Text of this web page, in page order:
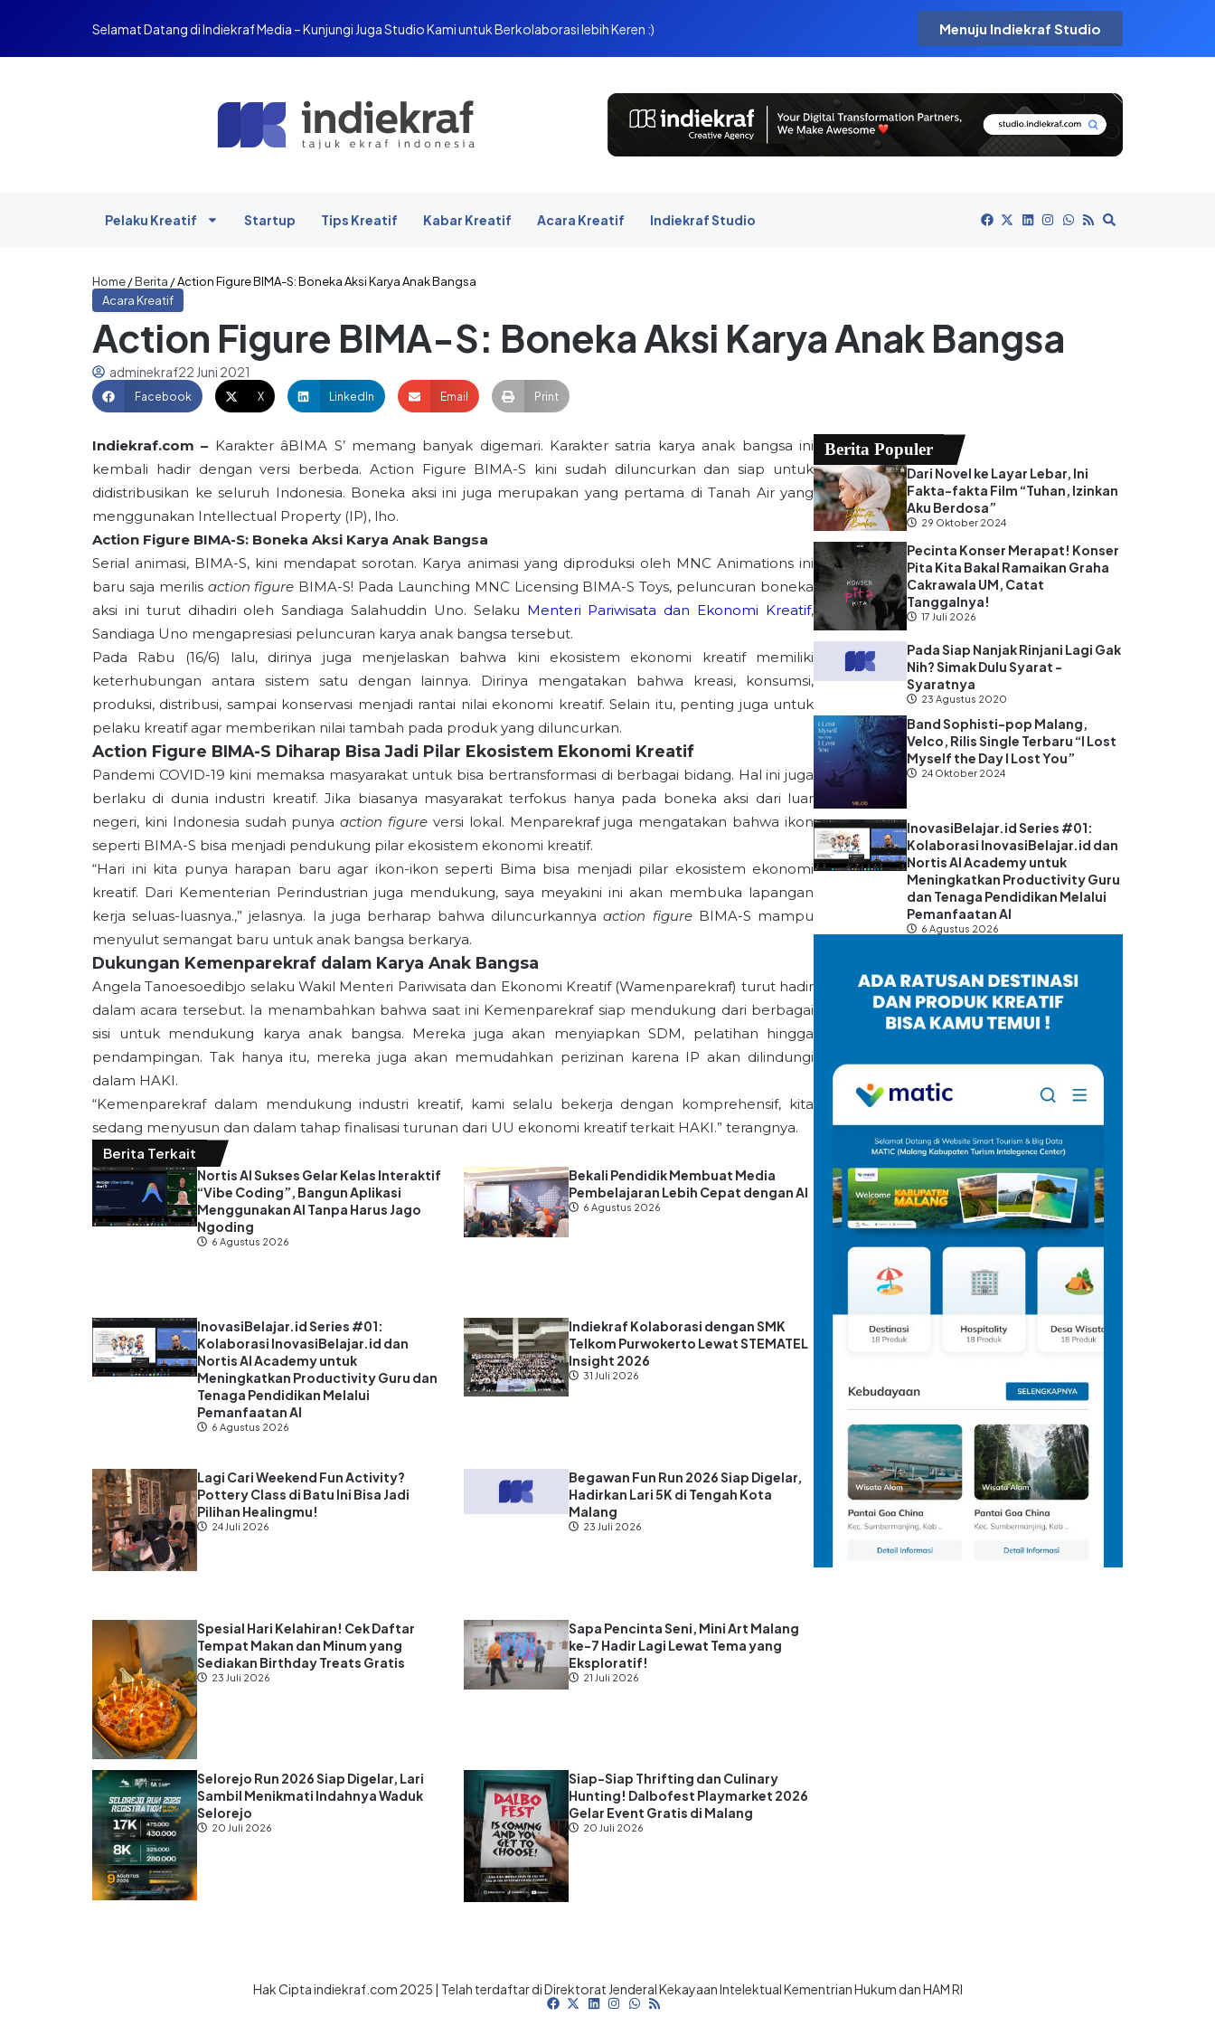
Selamat Datang di Indiekraf Media – Kunjungi Juga Studio Kami untuk Berkolaborasi lebih Keren :) Menuju Indiekraf Studio
Pelaku Kreatif Startup Tips Kreatif Kabar Kreatif Acara Kreatif Indiekraf Studio
Home/Berita /Action Figure BIMA-S: Boneka Aksi Karya Anak Bangsa
Acara Kreatif
Action Figure BIMA-S: Boneka Aksi Karya Anak Bangsa
adminekraf22 Juni 2021
Facebook X LinkedIn Email Print
Indiekraf.com – Karakter âBIMA S’ memang banyak digemari. Karakter satria karya anak bangsa ini
kembali hadir dengan versi berbeda. Action Figure BIMA-S kini sudah diluncurkan dan siap untuk
didistribusikan ke seluruh Indonesia. Boneka aksi ini juga merupakan yang pertama di Tanah Air yang
menggunakan Intellectual Property (IP), lho.
Action Figure BIMA-S: Boneka Aksi Karya Anak Bangsa
Serial animasi, BIMA-S, kini mendapat sorotan. Karya animasi yang diproduksi oleh MNC Animations ini
baru saja merilis action figure BIMA-S! Pada Launching MNC Licensing BIMA-S Toys, peluncuran boneka
aksi ini turut dihadiri oleh Sandiaga Salahuddin Uno. Selaku Menteri Pariwisata dan Ekonomi Kreatif,
Sandiaga Uno mengapresiasi peluncuran karya anak bangsa tersebut.
Pada Rabu (16/6) lalu, dirinya juga menjelaskan bahwa kini ekosistem ekonomi kreatif memiliki
keterhubungan antara sistem satu dengan lainnya. Dirinya mengatakan bahwa kreasi, konsumsi,
produksi, distribusi, sampai konservasi menjadi rantai nilai ekonomi kreatif. Selain itu, penting juga untuk
pelaku kreatif agar memberikan nilai tambah pada produk yang diluncurkan.
Action Figure BIMA-S Diharap Bisa Jadi Pilar Ekosistem Ekonomi Kreatif
Pandemi COVID-19 kini memaksa masyarakat untuk bisa bertransformasi di berbagai bidang. Hal ini juga
berlaku di dunia industri kreatif. Jika biasanya masyarakat terfokus hanya pada boneka aksi dari luar
negeri, kini Indonesia sudah punyaaction figure versi lokal. Menparekraf juga mengatakan bahwa ikon
seperti BIMA-S bisa menjadi pendukung pilar ekosistem ekonomi kreatif.
“Hari ini kita punya harapan baru agar ikon-ikon seperti Bima bisa menjadi pilar ekosistem ekonomi
kreatif. Dari Kementerian Perindustrian juga mendukung, saya meyakini ini akan membuka lapangan
kerja seluas-luasnya.,” jelasnya. Ia juga berharap bahwa diluncurkannyaaction figureBIMA-S mampu
menyulut semangat baru untuk anak bangsa berkarya.
Dukungan Kemenparekraf dalam Karya Anak Bangsa
Angela Tanoesoedibjo selaku Wakil Menteri Pariwisata dan Ekonomi Kreatif (Wamenparekraf) turut hadir
dalam acara tersebut. Ia menambahkan bahwa saat ini Kemenparekraf siap mendukung dari berbagai
sisi untuk mendukung karya anak bangsa. Mereka juga akan menyiapkan SDM, pelatihan hingga
pendampingan. Tak hanya itu, mereka juga akan memudahkan perizinan karena IP akan dilindungi
dalam HAKI.
“Kemenparekraf dalam mendukung industri kreatif, kami selalu bekerja dengan komprehensif, kita
sedang menyusun dan dalam tahap finalisasi turunan dari UU ekonomi kreatif terkait HAKI.” terangnya.
Berita Terkait
Nortis AI Sukses Gelar Kelas Interaktif
“Vibe Coding”, Bangun Aplikasi
Menggunakan AI Tanpa Harus Jago
Ngoding
6 Agustus 2026
Bekali Pendidik Membuat Media
Pembelajaran Lebih Cepat dengan AI
6 Agustus 2026
InovasiBelajar.id Series #01:
Kolaborasi InovasiBelajar.id dan
Nortis AI Academy untuk
Meningkatkan Productivity Guru dan
Tenaga Pendidikan Melalui
Pemanfaatan AI
6 Agustus 2026
Indiekraf Kolaborasi dengan SMK
Telkom Purwokerto Lewat STEMATEL
Insight 2026
31 Juli 2026
Lagi Cari Weekend Fun Activity?
Pottery Class di Batu Ini Bisa Jadi
Pilihan Healingmu!
24 Juli 2026
Begawan Fun Run 2026 Siap Digelar,
Hadirkan Lari 5K di Tengah Kota
Malang
23 Juli 2026
Spesial Hari Kelahiran! Cek Daftar
Tempat Makan dan Minum yang
Sediakan Birthday Treats Gratis
23 Juli 2026
Sapa Pencinta Seni, Mini Art Malang
ke-7 Hadir Lagi Lewat Tema yang
Eksploratif!
21 Juli 2026
Selorejo Run 2026 Siap Digelar, Lari
Sambil Menikmati Indahnya Waduk
Selorejo
20 Juli 2026
Siap-Siap Thrifting dan Culinary
Hunting! Dalbofest Playmarket 2026
Gelar Event Gratis di Malang
20 Juli 2026
Berita Populer
Dari Novel ke Layar Lebar, Ini
Fakta-fakta Film “Tuhan, Izinkan
Aku Berdosa”
29 Oktober 2024
Pecinta Konser Merapat! Konser
Pita Kita Bakal Ramaikan Graha
Cakrawala UM, Catat
Tanggalnya!
17 Juli 2026
Pada Siap Nanjak Rinjani Lagi Gak
Nih? Simak Dulu Syarat -
Syaratnya
23 Agustus 2020
Band Sophisti-pop Malang,
Velco, Rilis Single Terbaru “I Lost
Myself the Day I Lost You”
24 Oktober 2024
InovasiBelajar.id Series #01:
Kolaborasi InovasiBelajar.id dan
Nortis AI Academy untuk
Meningkatkan Productivity Guru
dan Tenaga Pendidikan Melalui
Pemanfaatan AI
6 Agustus 2026
Hak Cipta indiekraf.com 2025 | Telah terdaftar di Direktorat Jenderal Kekayaan Intelektual Kementrian Hukum dan HAM RI